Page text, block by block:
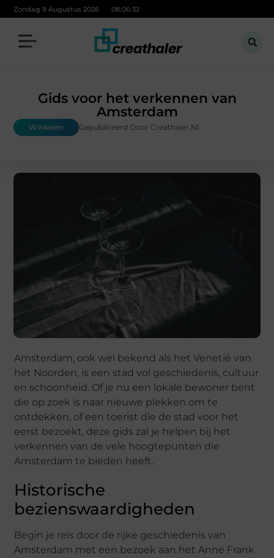
Zondag 9 Augustus 2026 08:06:34
Gids voor het verkennen van
Amsterdam
Winkelen Gepubliceerd Door Creathaler.nl
Amsterdam, ook wel bekend als het Venetië van
het Noorden, is een stad vol geschiedenis, cultuur
en schoonheid. Of je nu een lokale bewoner bent
die op zoek is naar nieuwe plekken om te
ontdekken, of een toerist die de stad voor het
eerst bezoekt, deze gids zal je helpen bij het
verkennen van de vele hoogtepunten die
Amsterdam te bieden heeft.
Historische
bezienswaardigheden
Begin je reis door de rijke geschiedenis van
Amsterdam met een bezoek aan het Anne Frank